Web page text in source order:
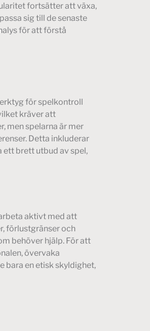
fortsätter att växa,
sig till de senaste
för att förstå
för spelkontroll
kräver att
men spelarna är mer
Detta inkluderar
ett brett utbud av spel,
aktivt med att
förlustgränser och
behöver hjälp. För att
övervaka
bara en etisk skyldighet,